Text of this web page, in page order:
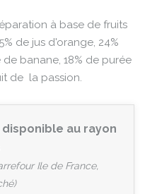
à base de fruits
de jus d'orange, 24%
banane, 18% de purée
de la passion.
au rayon
Ile de France,